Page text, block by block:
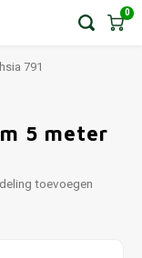
0
791
5 meter
toevoegen